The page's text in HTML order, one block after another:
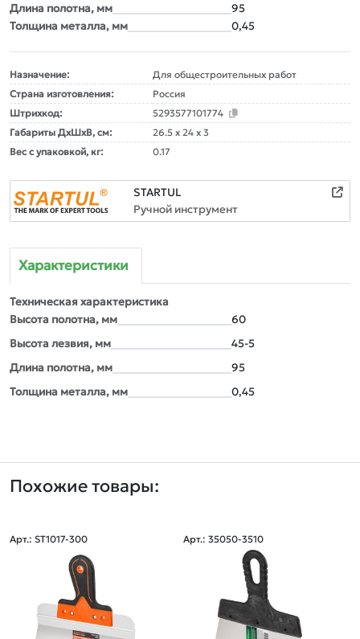
Длина полотна, мм
95
Толщина металла, мм
0,45
Назначение:
Для общестроительных работ
Страна изготовления:
Россия
Штрихкод:
5293577101774
Габариты ДxШxВ, см:
26.5 x 24 x 3
Вес с упаковкой, кг:
0.17
STARTUL
Ручной инструмент
Характеристики
Техническая характеристика
Высота полотна, мм
60
Высота лезвия, мм
45-5
Длина полотна, мм
95
Толщина металла, мм
0,45
Похожие товары:
Арт.: ST1017-300 Арт.: 35050-3510